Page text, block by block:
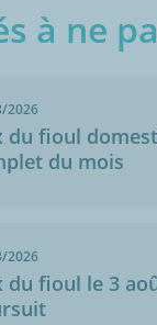
à ne
2026
du fioul
du mois
2026
du fioul le 3